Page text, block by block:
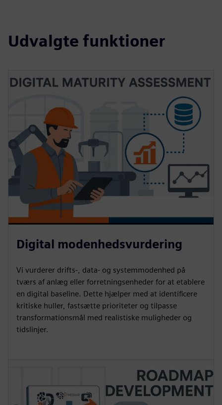
Udvalgte funktioner
Digital modenhedsvurdering
Vi vurderer drifts-, data- og systemmodenhed på
tværs af anlæg eller forretningsenheder for at etablere
en digital baseline. Dette hjælper med at identificere
kritiske huller, fastsætte prioriteter og tilpasse
transformationsmål med realistiske muligheder og
tidslinjer.